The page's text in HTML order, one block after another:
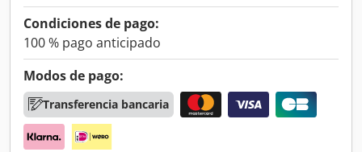
Condiciones de pago:
100 % pago anticipado
Modos de pago:
Transferencia bancaria